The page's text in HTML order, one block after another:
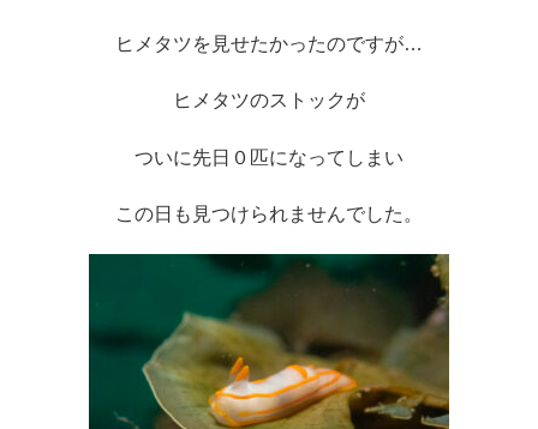
ヒメタツを見せたかったのですが…
ヒメタツのストックが
ついに先日０匹になってしまい
この日も見つけられませんでした。